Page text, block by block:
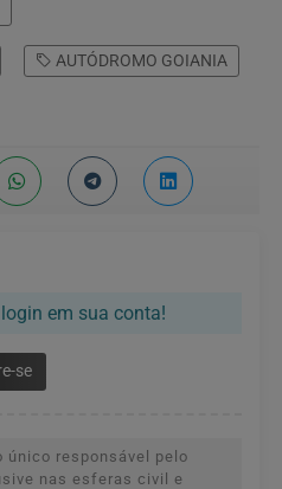
AUTÓDROMO GOIANIA
em sua conta!
se
único responsável pelo
nas esferas civil e